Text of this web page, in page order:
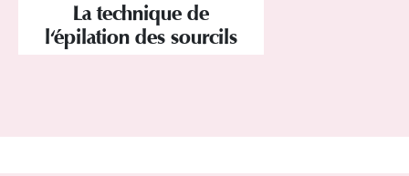
La technique de
l'épilation des sourcils